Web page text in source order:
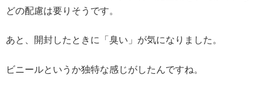
どの配慮は要りそうです。
あと、開封したときに「臭い」が気になりました。
ビニールというか独特な感じがしたんですね。